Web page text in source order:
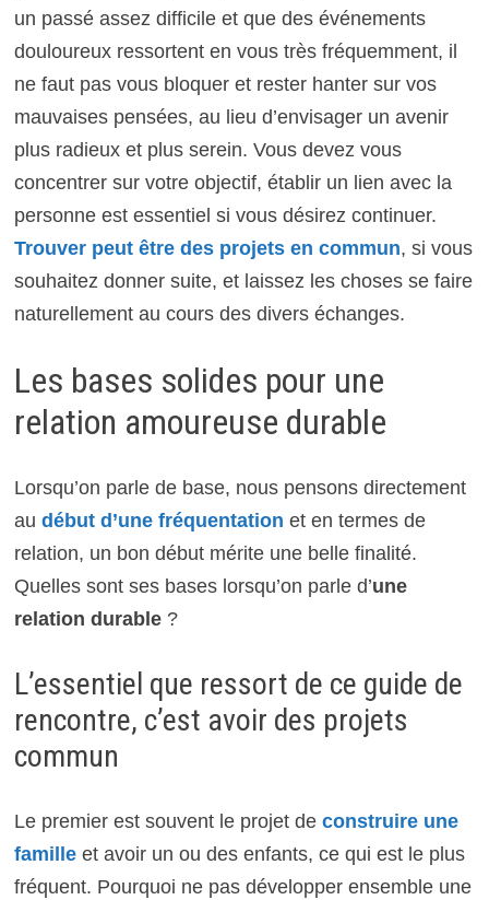
un passé assez difficile et que des événements
douloureux ressortent en vous très fréquemment, il
ne faut pas vous bloquer et rester hanter sur vos
mauvaises pensées, au lieu d’envisager un avenir
plus radieux et plus serein. Vous devez vous
concentrer sur votre objectif, établir un lien avec la
personne est essentiel si vous désirez continuer.
Trouver peut être des projets en commun, si vous
souhaitez donner suite, et laissez les choses se faire
naturellement au cours des divers échanges.
Les bases solides pour une
relation amoureuse durable
Lorsqu’on parle de base, nous pensons directement
au début d’une fréquentation et en termes de
relation, un bon début mérite une belle finalité.
Quelles sont ses bases lorsqu’on parle d’une
relation durable?
L’essentiel que ressort de ce guide de
rencontre, c’est avoir des projets
commun
Le premier est souvent le projet de construire une
familleet avoir un ou des enfants, ce qui est le plus
fréquent. Pourquoi ne pas développer ensemble une